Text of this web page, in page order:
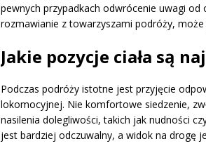
pewnych przypadkach odwrócenie uwagi od
rozmawianie z towarzyszami podróży,
Jakie pozycje ciała są
Podczas podróży istotne jest przyjęcie
lokomocyjnej. Nie komfortowe siedzenie,
nasilenia dolegliwości, takich jak nudności
jest bardziej odczuwalny, a widok na drogę